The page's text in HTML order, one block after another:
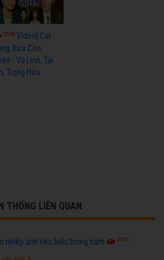
3598Video] Cải
Xưa Còn
- Vũ Linh, Tài
Trọng Hữu
THỐNG LIÊN QUAN
nhiếp ảnh tiêu biểu trong năm 5126